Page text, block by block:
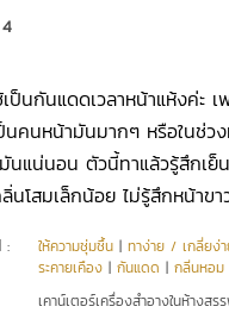
4
เป็นกันแดดเวลาหน้าแห้งค่ะ
นคนหน้ามันมากๆ หรือในช่วง
มันแน่นอน ตัวนี้ทาแล้วรู้สึกเ
นโสมเล็กน้อย ไม่รู้สึกหน้าข
: ให้ความชุ่มชื้น |ทาง่าย / เกลี่ยง่
ระคายเคือง |กันแดด |กลิ่นหอม
เคาน์เตอร์เครื่องสำอางในห้างสร